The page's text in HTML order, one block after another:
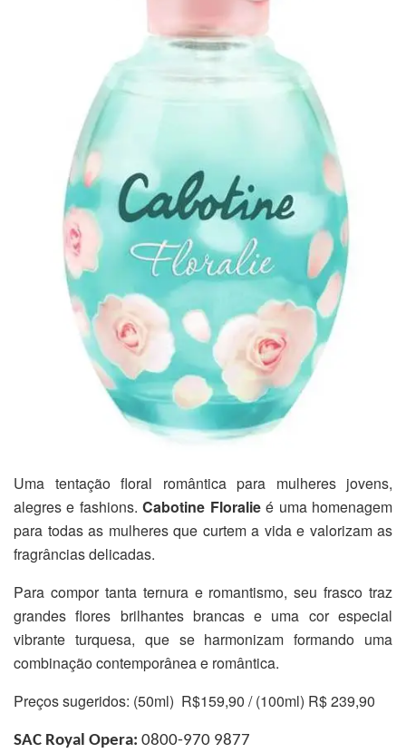
Uma tentação floral romântica para mulheres jovens,
alegres e fashions.Cabotine Floralieé uma homenagem
para todas as mulheres que curtem a vida e valorizam as
fragrâncias delicadas.
Para compor tanta ternura e romantismo, seu frasco traz
grandes flores brilhantes brancas e uma cor especial
vibrante turquesa, que se harmonizam formando uma
combinação contemporânea e romântica.
Preços sugeridos: (50ml) R$159,90 / (100ml) R$ 239,90
SAC Royal Opera: 0800-970 9877